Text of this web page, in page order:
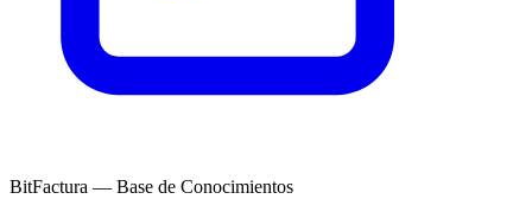
BitFactura — Base de Conocimientos